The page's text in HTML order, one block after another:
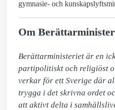
gymnasie- och
Om
Berättarministeriet är en
partipolitiskt och religiöst
verkar för ett Sverige där
trygga i det skrivna ordet
att aktivt delta i